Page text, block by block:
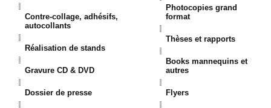
Contre-collage, adhésifs,
autocollants
Réalisation de stands
Gravure CD & DVD
Dossier de presse
Photocopies grand
format
Thèses et rapports
Books mannequins et
autres
Flyers